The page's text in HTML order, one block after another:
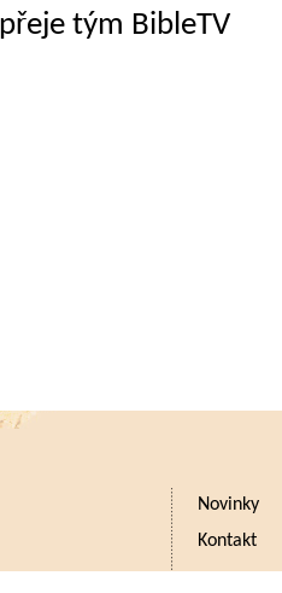
tým BibleTV
Novinky
Kontakt